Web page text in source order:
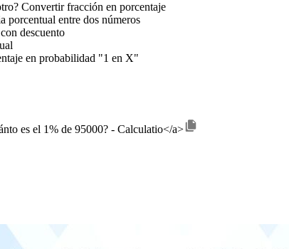
Convertir fracción en porcentaje
porcentual entre dos números
descuento
en probabilidad "1 en X"
es el 1% de 95000? - Calculatio</a>